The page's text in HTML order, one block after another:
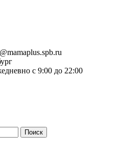
с 9:00 до 22:00
Поиск